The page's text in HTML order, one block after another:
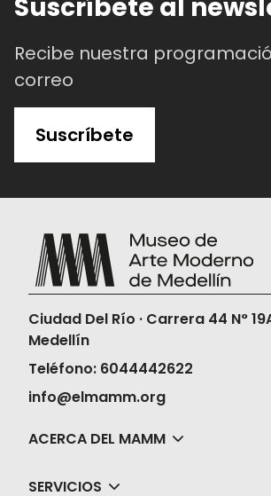
Suscríbete al
Recibe nuestra
correo
Suscríbete
Ciudad Del Río · Carrera 44 N°
Medellín
Teléfono: 6044442622
info@elmamm.org
ACERCA DEL MAMM
SERVICIOS